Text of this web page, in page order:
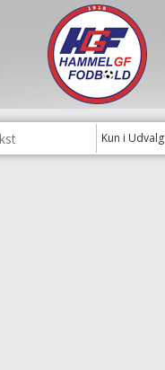
Kun i Udvalg